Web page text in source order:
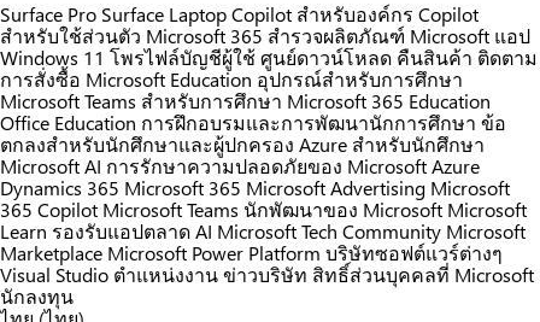
Surface Pro Surface LaptopCopilot สำหรับองค์กร Copilot
สำหรับใช้ส่วนตัว Microsoft 365 สำรวจผลิตภัณฑ์ Microsoft แอป
Windows 11 โพรไฟล์บัญชีผู้ใช้ศูนย์ดาวน์โหลด คืนสินค้า ติดตาม
การสั่งซื้อ Microsoft Education อุปกรณ์สำหรับการศึกษา
Microsoft Teams สำหรับการศึกษา Microsoft 365 Education
Office Education การฝึกอบรมและการพัฒนานักการศึกษา ข้อ
ตกลงสำหรับนักศึกษาและผู้ปกครอง Azure สำหรับนักศึกษา
Microsoft AI การรักษาความปลอดภัยของ MicrosoftAzure
Dynamics 365 Microsoft 365 Microsoft Advertising Microsoft
365 Copilot Microsoft Teams นักพัฒนาของ Microsoft Microsoft
Learn รองรับแอปตลาด AI Microsoft Tech Community Microsoft
Marketplace Microsoft Power Platform บริษัทซอฟต์แวร์ต่างๆ
Visual Studio ตำแหน่งงานข่าวบริษัท สิทธิ์ส่วนบุคคลที่ Microsoft
นักลงทุน